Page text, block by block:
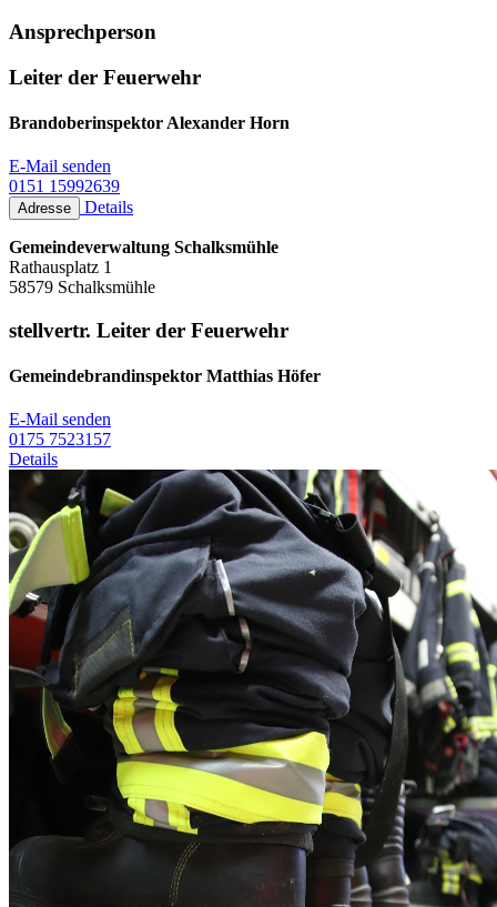
Ansprechperson
Leiter der Feuerwehr
Brandoberinspektor Alexander Horn
E-Mail senden
0151 15992639
Adresse Details
Gemeindeverwaltung Schalksmühle
Rathausplatz 1
58579 Schalksmühle
stellvertr. Leiter der Feuerwehr
Gemeindebrandinspektor Matthias Höfer
E-Mail senden
0175 7523157
Details